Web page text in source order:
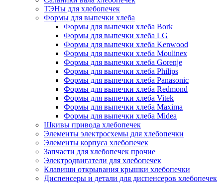
ТЭНы для хлебопечек
Формы для выпечки хлеба
Формы для выпечки хлеба Bork
Формы для выпечки хлеба LG
Формы для выпечки хлеба Kenwood
Формы для выпечки хлеба Moulinex
Формы для выпечки хлеба Gorenje
Формы для выпечки хлеба Philips
Формы для выпечки хлеба Panasonic
Формы для выпечки хлеба Redmond
Формы для выпечки хлеба Vitek
Формы для выпечки хлеба Maxima
Формы для выпечки хлеба Midea
Шкивы привода хлебопечек
Элементы электросхемы для хлебопечки
Элементы корпуса хлебопечек
Запчасти для хлебопечек прочие
Электродвигатели для хлебопечек
Клавиши открывания крышки хлебопечки
Диспенсеры и детали для диспенсеров хлебопечек